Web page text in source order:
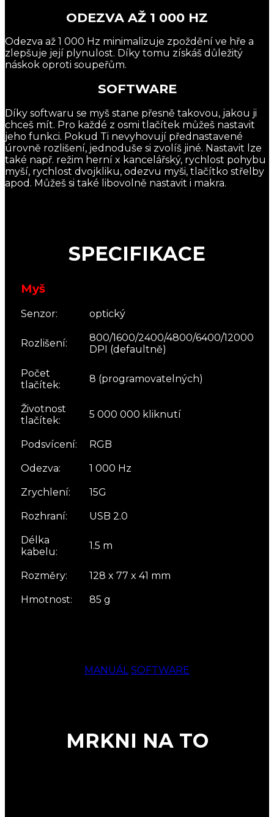
ODEZVA AŽ 1 000 HZ
Odezva až 1 000 Hz minimalizuje zpoždění ve hře a
zlepšuje její plynulost. Díky tomu získáš důležitý
náskok oproti soupeřům.
SOFTWARE
Díky softwaru se myš stane přesně takovou, jakou ji
chceš mít. Pro každé z osmi tlačítek můžeš nastavit
jeho funkci. Pokud Ti nevyhovují přednastavené
úrovně rozlišení, jednoduše si zvolíš jiné. Nastavit lze
také např. režim herní x kancelářský, rychlost pohybu
myší, rychlost dvojkliku, odezvu myši, tlačítko střelby
apod. Můžeš si také libovolně nastavit i makra.
SPECIFIKACE
Myš
Senzor: optický
Rozlišení:
800/1600/2400/4800/6400/12000
DPI (defaultně)
Počet
tlačítek:
8 (programovatelných)
Životnost
tlačítek:
5 000 000 kliknutí
Podsvícení: RGB
Odezva: 1 000 Hz
Zrychlení: 15G
Rozhraní: USB 2.0
Délka
kabelu:
1.5 m
Rozměry: 128 x 77 x 41 mm
Hmotnost: 85 g
MANUÁL SOFTWARE
MRKNI NA TO